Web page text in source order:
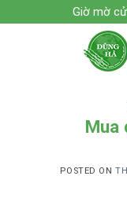
to
Giờ mờ
Mua
POSTED ON